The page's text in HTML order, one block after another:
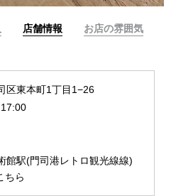
店舗情報 お店の雰囲気
区東本町1丁目1−26
館駅(門司港レトロ観光線線)
ちら